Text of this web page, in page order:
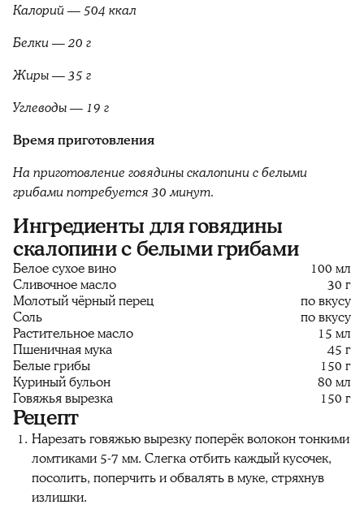
Калорий — 504 ккал
Белки — 20 г
Жиры — 35 г
Углеводы — 19 г
Время приготовления
На приготовление говядины скалопини с белыми
грибами потребуется 30 минут.
Ингредиенты для говядины
скалопини с белыми грибами
Белое сухое вино
100 мл
Сливочное масло
30 г
Молотый чёрный перец
по вкусу
Соль
по вкусу
Растительное масло
15 мл
Пшеничная мука
45 г
Белые грибы
150 г
Куриный бульон
80 мл
Говяжья вырезка
150 г
Рецепт
Нарезать говяжью вырезку поперёк волокон тонкими
ломтиками 5-7 мм. Слегка отбить каждый кусочек,
посолить, поперчить и обвалять в муке, стряхнув
излишки.